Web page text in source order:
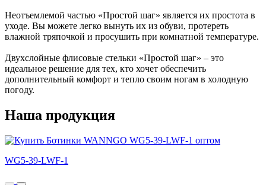
Неотъемлемой частью «Простой шаг» является их простота в
уходе. Вы можете легко вынуть их из обуви, протереть
влажной тряпочкой и просушить при комнатной температуре.
Двухслойные флисовые стельки «Простой шаг» – это
идеальное решение для тех, кто хочет обеспечить
дополнительный комфорт и тепло своим ногам в холодную
погоду.
Наша продукция
WG5-39-LWF-1